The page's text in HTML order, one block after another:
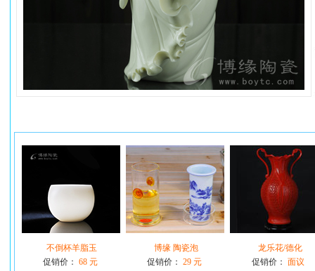
不倒杯羊脂玉
促销价： 68 元
博缘 陶瓷泡
促销价： 29 元
龙乐花/德化
促销价： 面议